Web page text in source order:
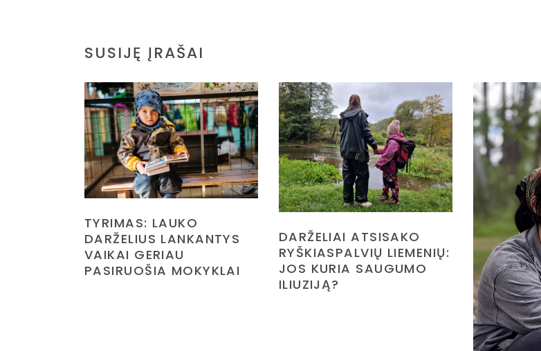
SUSIJĘ ĮRAŠAI
TYRIMAS: LAUKO
DARŽELIUS LANKANTYS
VAIKAI GERIAU
PASIRUOŠIA MOKYKLAI
DARŽELIAI ATSISAKO
RYŠKIASPALVIŲ LIEMENIŲ:
JOS KURIA SAUGUMO
ILIUZIJĄ?